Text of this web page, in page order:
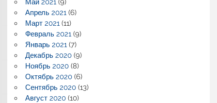
Май 2021(9)
Апрель 2021(6)
Март 2021(11)
Февраль 2021(9)
Январь 2021(7)
Декабрь 2020(9)
Ноябрь 2020(8)
Октябрь 2020(6)
Сентябрь 2020(13)
Август 2020(10)